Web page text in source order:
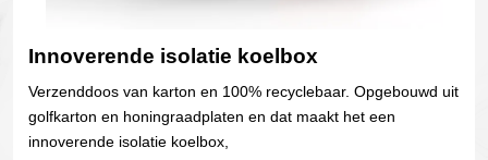
Innoverende isolatie koelbox
Verzenddoos van karton en 100% recyclebaar. Opgebouwd uit
golfkarton en honingraadplaten en dat maakt het een
innoverende isolatie koelbox,